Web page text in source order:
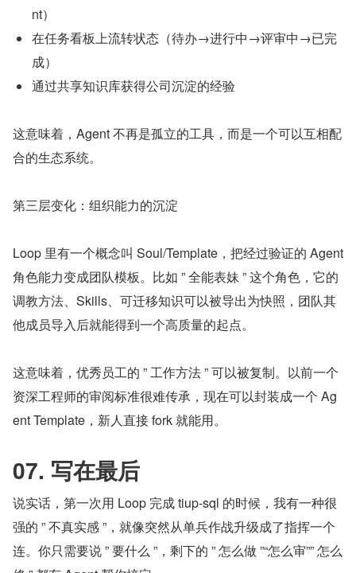
nt）
在任务看板上流转状态（待办→进行中→评审中→已完
成）
通过共享知识库获得公司沉淀的经验
这意味着，Agent 不再是孤立的工具，而是一个可以互相配
合的生态系统。
第三层变化：组织能力的沉淀
Loop 里有一个概念叫 Soul/Template，把经过验证的 Agent
角色能力变成团队模板。比如 ” 全能表妹 ” 这个角色，它的
调教方法、Skills、可迁移知识可以被导出为快照，团队其
他成员导入后就能得到一个高质量的起点。
这意味着，优秀员工的 ” 工作方法 ” 可以被复制。以前一个
资深工程师的审阅标准很难传承，现在可以封装成一个 Ag
ent Template，新人直接 fork 就能用。
07. 写在最后
说实话，第一次用 Loop 完成 tiup-sql 的时候，我有一种很
强的 ” 不真实感 ”，就像突然从单兵作战升级成了指挥一个
连。你只需要说 ” 要什么 ”，剩下的 ” 怎么做 ”“怎么审”” 怎么